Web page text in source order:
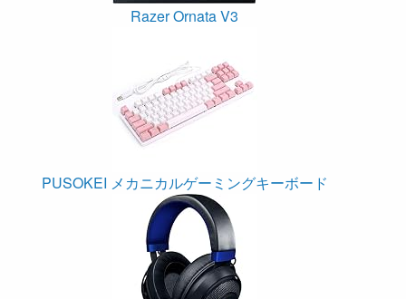
Razer Ornata V3
PUSOKEI メカニカルゲーミングキーボード